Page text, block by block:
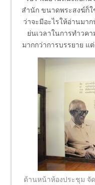
สำนัก ขนาดพระสงฆ์ก็
ว่าจะมีอะไรให้อ่านมา
ย่นเวลาในการทำวค
มากกว่าการบรรยาย แ
ด้านหน้าห้องประชุม จั